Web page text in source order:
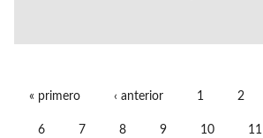
« primero ‹ anterior 1 2
6 7 8 9 10 11